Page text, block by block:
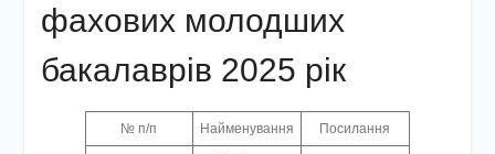
фахових молодших
бакалаврів 2025 рік
№ п/п Найменування Посилання